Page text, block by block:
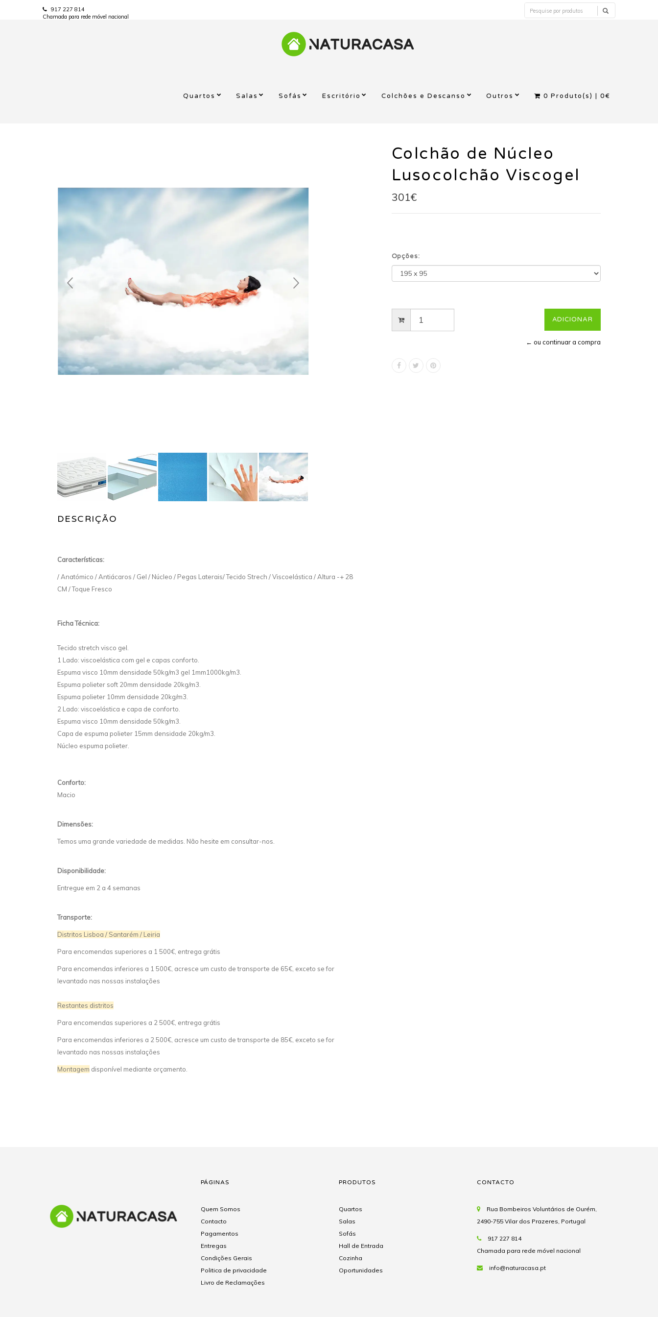
917 227 814
Chamada para rede móvel nacional
Quartos Salas Sofás Escritório Colchões e Descanso Outros 0 Produto(s) |0€
DESCRIÇÃO
Características:
/ Anatómico / Antiácaros / Gel / Núcleo / Pegas Laterais/ Tecido Strech / Viscoelástica / Altura -+ 28
CM / Toque Fresco
Ficha Técnica:
Tecido stretch visco gel.
1 Lado: viscoelástica com gel e capas conforto.
Espuma visco 10mm densidade 50kg/m3 gel 1mm1000kg/m3.
Espuma polieter soft 20mm densidade 20kg/m3.
Espuma polieter 10mm densidade 20kg/m3.
2 Lado: viscoelástica e capa de conforto.
Espuma visco 10mm densidade 50kg/m3.
Capa de espuma polieter 15mm densidade 20kg/m3.
Núcleo espuma polieter.
Conforto:
Macio
Dimensões:
Temos uma grande variedade de medidas. Não hesite em consultar-nos.
Disponibilidade:
Entregue em 2 a 4 semanas
Transporte:
Distritos Lisboa / Santarém / Leiria
Para encomendas superiores a 1 500€, entrega grátis
Para encomendas inferiores a 1 500€, acresce um custo de transporte de 65€, exceto se for
levantado nas nossas instalações
Restantes distritos
Para encomendas superiores a 2 500€, entrega grátis
Para encomendas inferiores a 2 500€, acresce um custo de transporte de 85€, exceto se for
levantado nas nossas instalações
Montagem disponível mediante orçamento.
Colchão de Núcleo
Lusocolchão Viscogel
301€
Opções:
← ou continuar a compra
PÁGINAS
Quem Somos
Contacto
Pagamentos
Entregas
Condições Gerais
Politica de privacidade
Livro de Reclamações
PRODUTOS
Quartos
Salas
Sofás
Hall de Entrada
Cozinha
Oportunidades
CONTACTO
Rua Bombeiros Voluntários de Ourém,
2490-755 Vilar dos Prazeres, Portugal
917 227 814
Chamada para rede móvel nacional
info@naturacasa.pt